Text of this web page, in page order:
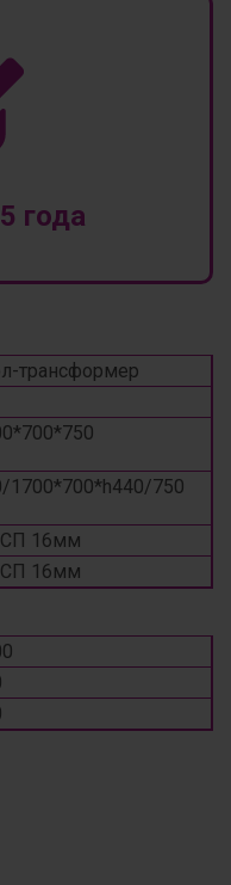
года
трансформер
1700*700*h440/750
16мм
16мм